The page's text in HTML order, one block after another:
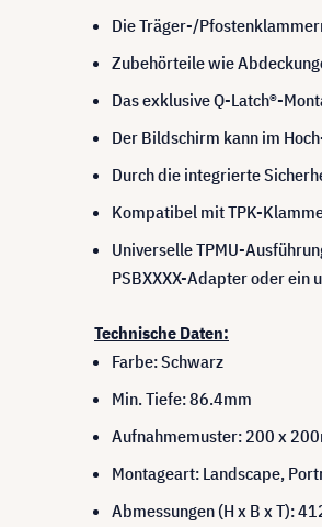
Die Träger-/
Zubehörteile wie
Das exklusive Q-Latch®-
Der Bildschirm kann im
Durch die integrierte
Kompatibel mit TPK-
Universelle TPMU-
PSBXXXX-Adapter oder
Technische Daten:
Farbe: Schwarz
Min. Tiefe: 86.4mm
Aufnahmemuster: 200 x
Montageart: Landscape,
Abmessungen (H x B x T):